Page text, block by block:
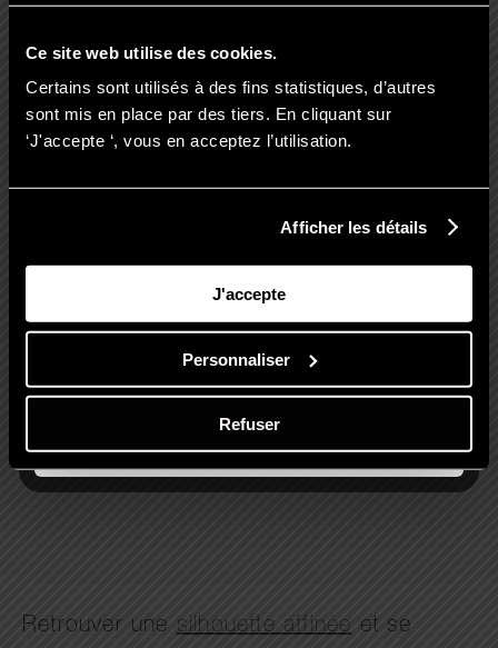
Ce site web utilise des cookies.
Certains sont utilisés à des fins statistiques, d’autres
sont mis en place par des tiers. En cliquant sur
‘J'accepte ‘, vous en acceptez l’utilisation.
Afficher les détails
J'accepte
Personnaliser
Refuser
beauté. L’
épilation laser
est une excellente
solution pour éliminer durablement les poils
après l’accouchement (et après
l’allaitement si vous allaitez) avant de
commencer les séances. L’épilation laser
offre un confort quotidien et permet de se
sentir à nouveau pleinement à l’aise dans
son corps. Découvrez l’ensemble de nos
Retrouver une silhouette affinéeet se